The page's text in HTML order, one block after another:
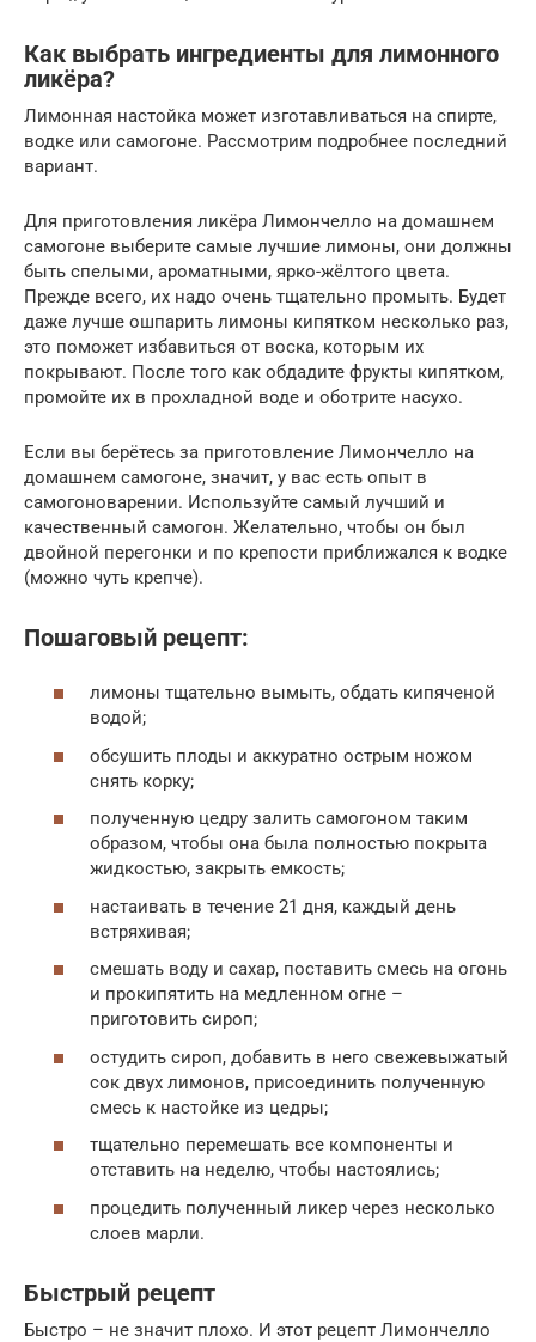
Как выбрать ингредиенты для лимонного
ликёра?
Лимонная настойка может изготавливаться на спирте,
водке или самогоне. Рассмотрим подробнее последний
вариант.
Для приготовления ликёра Лимончелло на домашнем
самогоне выберите самые лучшие лимоны, они должны
быть спелыми, ароматными, ярко-жёлтого цвета.
Прежде всего, их надо очень тщательно промыть. Будет
даже лучше ошпарить лимоны кипятком несколько раз,
это поможет избавиться от воска, которым их
покрывают. После того как обдадите фрукты кипятком,
промойте их в прохладной воде и оботрите насухо.
Если вы берётесь за приготовление Лимончелло на
домашнем самогоне, значит, у вас есть опыт в
самогоноварении. Используйте самый лучший и
качественный самогон. Желательно, чтобы он был
двойной перегонки и по крепости приближался к водке
(можно чуть крепче).
Пошаговый рецепт:
лимоны тщательно вымыть, обдать кипяченой
водой;
обсушить плоды и аккуратно острым ножом
снять корку;
полученную цедру залить самогоном таким
образом, чтобы она была полностью покрыта
жидкостью, закрыть емкость;
настаивать в течение 21 дня, каждый день
встряхивая;
смешать воду и сахар, поставить смесь на огонь
и прокипятить на медленном огне –
приготовить сироп;
остудить сироп, добавить в него свежевыжатый
сок двух лимонов, присоединить полученную
смесь к настойке из цедры;
тщательно перемешать все компоненты и
отставить на неделю, чтобы настоялись;
процедить полученный ликер через несколько
слоев марли.
Быстрый рецепт
Быстро – не значит плохо. И этот рецепт Лимончелло